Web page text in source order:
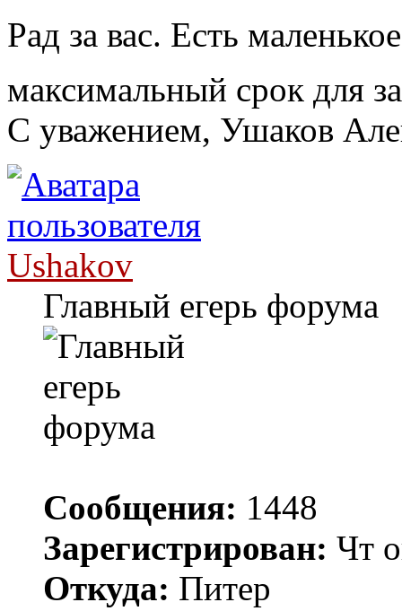
Рад за вас. Есть
максимальный срок для
С уважением, Ушаков
Ushakov
Главный егерь форума
Сообщения: 1448
Зарегистрирован: Чт
Откуда: Питер